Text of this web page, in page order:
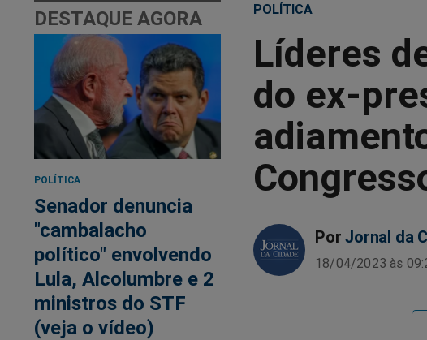
DESTAQUE AGORA
POLÍTICA
Senador denuncia
"cambalacho
político" envolvendo
Lula, Alcolumbre e 2
ministros do STF
(veja o vídeo)
POLÍTICA
Líderes
do ex-
Por Jornal da
18/04/2023 às